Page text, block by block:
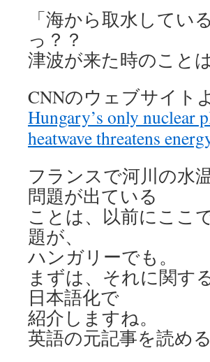
「海から取水してい
っ？？
津波が来た時のこと
CNNのウェブサイト
Hungary’s only nuclear
heatwave threatens
フランスで河川の水
問題が出ている
ことは、以前にここ
題が、
ハンガリーでも。
まずは、それに関す
日本語化で
紹介しますね。
英語の元記事を読め